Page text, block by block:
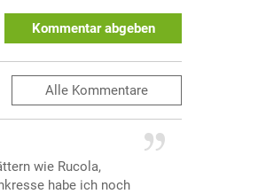
Kommentar abgeben
Alle Kommentare
wie Rucola,
habe ich noch